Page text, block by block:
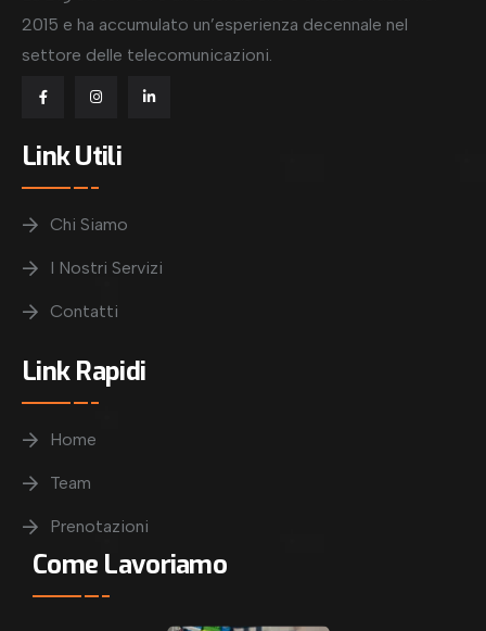
2015 e ha accumulato un’esperienza decennale nel
settore delle telecomunicazioni.
Link Utili
Chi Siamo
I Nostri Servizi
Contatti
Link Rapidi
Home
Team
Prenotazioni
Come Lavoriamo